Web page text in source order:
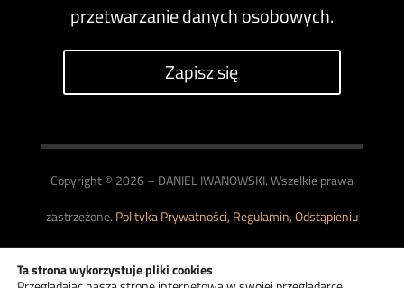
przetwarzanie danych osobowych.
Zapisz się
Copyright © 2026 – DANIEL IWANOWSKI. Wszelkie prawa
zastrzeżone. Polityka Prywatności,Regulamin,Odstąpieniu
od Umowy,Ustawienia Zgód.
Ta strona wykorzystuje pliki cookies